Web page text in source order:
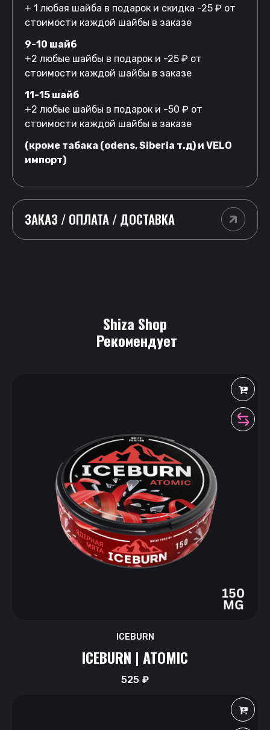
+ 1 любая шайба в подарок и скидка -25 ₽ от
стоимости каждой шайбы в заказе
9-10 шайб
+2 любые шайбы в подарок и -25 ₽ от
стоимости каждой шайбы в заказе
11-15 шайб
+2 любые шайбы в подарок и -50 ₽ от
стоимости каждой шайбы в заказе
(кроме табака (odens, Siberia т.д) и VELO
импорт)
ЗАКАЗ / ОПЛАТА / ДОСТАВКА
Shiza Shop
Рекомендует
ICEBURN
ICEBURN | ATOMIC
525₽